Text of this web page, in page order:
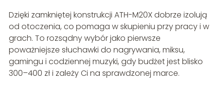
Dzięki zamkniętej konstrukcji ATH-M20X dobrze izolują
od otoczenia, co pomaga w skupieniu przy pracy i w
grach. To rozsądny wybór jako pierwsze
poważniejsze słuchawki do nagrywania, miksu,
gamingu i codziennej muzyki, gdy budżet jest blisko
300–400 zł i zależy Ci na sprawdzonej marce.